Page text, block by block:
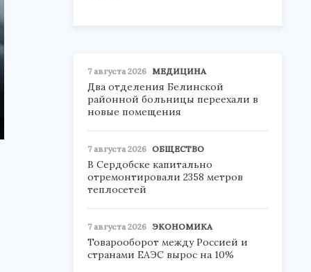
7 августа 2026 МЕДИЦИНА
Два отделения Белинской
районной больницы переехали в
новые помещения
7 августа 2026 ОБЩЕСТВО
В Сердобске капитально
отремонтировали 2358 метров
теплосетей
7 августа 2026 ЭКОНОМИКА
Товарооборот между Россией и
странами ЕАЭС вырос на 10%